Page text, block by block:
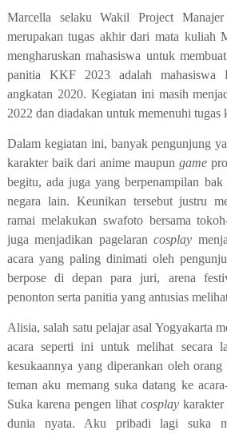
Marcella selaku Wakil Project
merupakan tugas akhir dari mata kuliah
mengharuskan mahasiswa untuk
panitia KKF 2023 adalah mahasiswa
angkatan 2020. Kegiatan ini masih
2022 dan diadakan untuk memenuhi
Dalam kegiatan ini, banyak pengunjung
karakter baik dari anime maupun game
begitu, ada juga yang berpenampilan
negara lain. Keunikan tersebut justru
ramai melakukan swafoto bersama
juga menjadikan pagelarancosplay
acara yang paling dinimati oleh
berpose di depan para juri, arena
penonton serta panitia yang antusias
Alisia, salah satu pelajar asal Yogyakarta
acara seperti ini untuk melihat secara
kesukaannya yang diperankan oleh
teman aku memang suka datang ke
Suka karena pengen lihat cosplaykarakter
dunia nyata. Aku pribadi lagi suka